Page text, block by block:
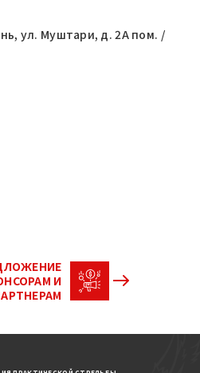
ул. Муштари, д. 2А пом. /
И